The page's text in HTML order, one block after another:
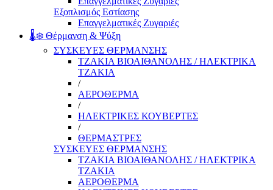
Εξοπλισμός Εστίασης
Επαγγελματικές Ζυγαριές
🌡️❄️ Θέρμανση & Ψύξη
ΣΥΣΚΕΥΕΣ ΘΕΡΜΑΝΣΗΣ
ΤΖΑΚΙΑ ΒΙΟΑΙΘΑΝΟΛΗΣ / ΗΛΕΚΤΡΙΚΑ
ΤΖΑΚΙΑ
/
ΑΕΡΟΘΕΡΜΑ
/
ΗΛΕΚΤΡΙΚΕΣ ΚΟΥΒΕΡΤΕΣ
/
ΘΕΡΜΑΣΤΡΕΣ
ΣΥΣΚΕΥΕΣ ΘΕΡΜΑΝΣΗΣ
ΤΖΑΚΙΑ ΒΙΟΑΙΘΑΝΟΛΗΣ / ΗΛΕΚΤΡΙΚΑ
ΤΖΑΚΙΑ
ΑΕΡΟΘΕΡΜΑ